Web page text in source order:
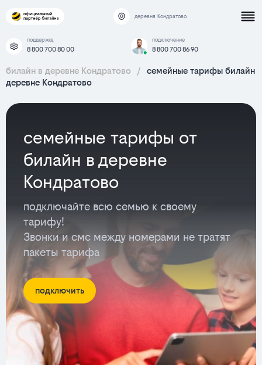
деревня Кондратово
поддержка
8 800 700 80 00
подключение
8 800 700 86 90
билайн в деревне Кондратово /
семейные тарифы билайн
деревне Кондратово
семейные тарифы от
билайн в деревне
Кондратово
подключайте всю семью к своему
тарифу!
Звонки и смс между номерами не тратят
пакеты тарифа
подключить